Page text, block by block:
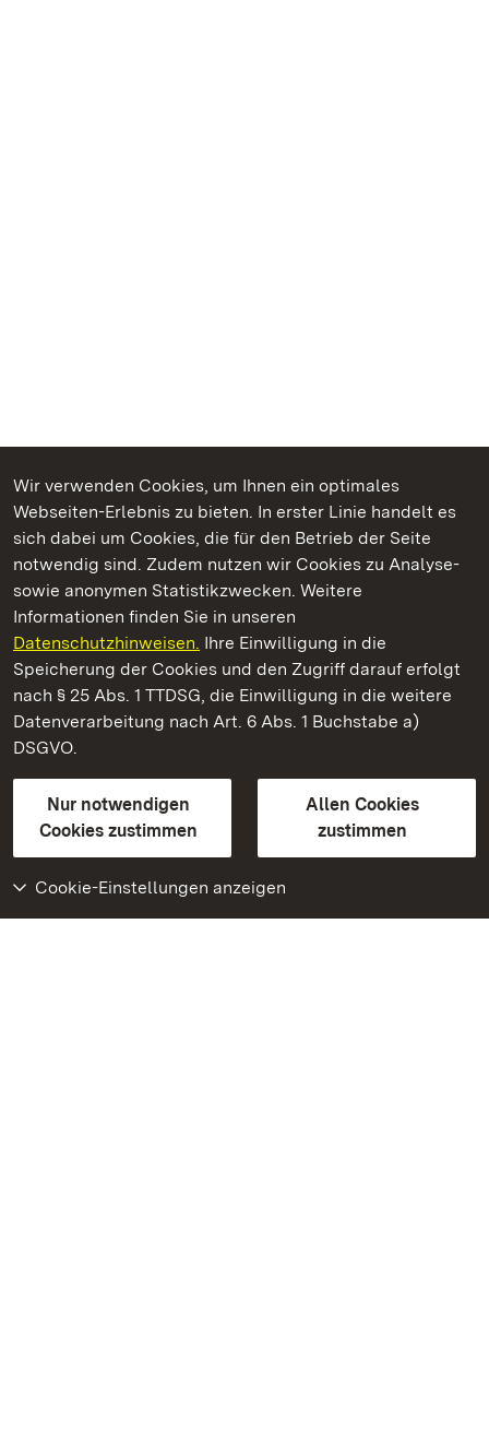
Wir verwenden Cookies, um Ihnen ein optimales
Webseiten-Erlebnis zu bieten. In erster Linie handelt es
sich dabei um Cookies, die für den Betrieb der Seite
notwendig sind. Zudem nutzen wir Cookies zu Analyse-
sowie anonymen Statistikzwecken. Weitere
Informationen finden Sie in unseren
Datenschutzhinweisen. Ihre Einwilligung in die
Speicherung der Cookies und den Zugriff darauf erfolgt
nach § 25 Abs. 1 TTDSG, die Einwilligung in die weitere
Datenverarbeitung nach Art. 6 Abs. 1 Buchstabe a)
DSGVO.
Nur notwendigen
Cookies zustimmen
Allen Cookies
zustimmen
Cookie-Einstellungen anzeigen
Kommen. Staunen. Genießen.
Staatliche Schlösser und Gärten Baden‑Württemberg
Staatliche Schlösser und Gärten Baden-Württemberg
Kontakt
GebärdenspracheLeichte Sprache
Erklärung zur Barrierefreiheit
BITV-konform (geprüfte Seiten)
Weiteres